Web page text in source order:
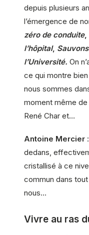
depuis plusieurs
l’émergence de
zéro de conduite,
l’hôpital,
l’Université. On
ce qui montre
nous sommes
moment même
René Char et…
Antoine Mercier
dedans,
cristallisé à ce
commun dans
nous…
Vivre au ras